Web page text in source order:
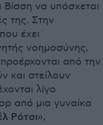
να υπόσχεται
της. Στην
έχει
νοημοσύνης,
από την
και στείλουν
λίγο
από μια γυναίκα
Ρότσι»,